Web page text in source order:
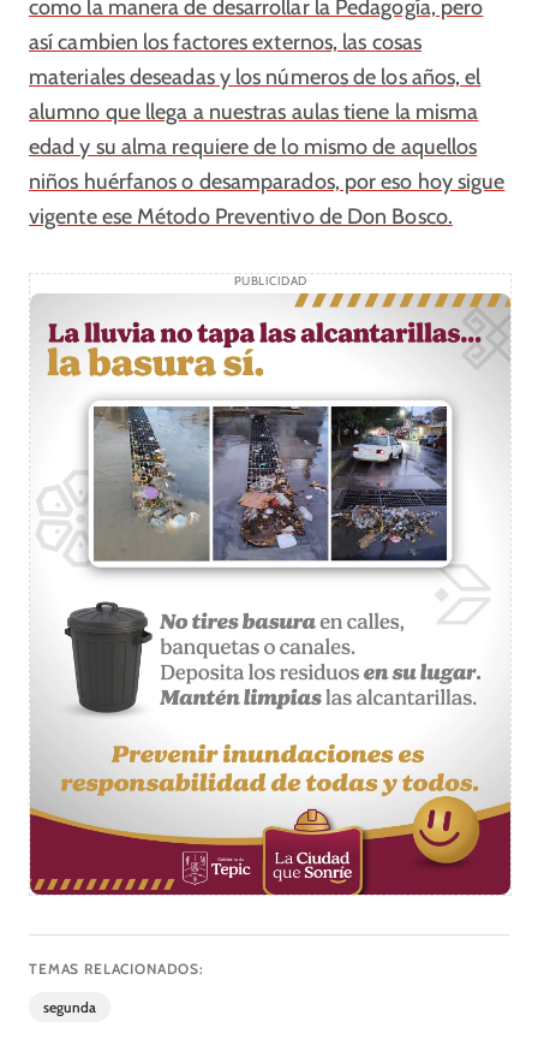
como la manera de desarrollar la Pedagogía, pero
así cambien los factores externos, las cosas
materiales deseadas y los números de los años, el
alumno que llega a nuestras aulas tiene la misma
edad y su alma requiere de lo mismo de aquellos
niños huérfanos o desamparados, por eso hoy sigue
vigente ese Método Preventivo de Don Bosco.
PUBLICIDAD
TEMAS RELACIONADOS:
segunda